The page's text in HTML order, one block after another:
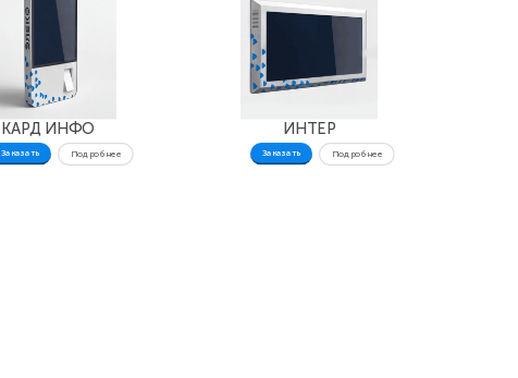
КАРД ИНФО
Заказать Подробнее
ИНТЕР
Заказать Подробнее